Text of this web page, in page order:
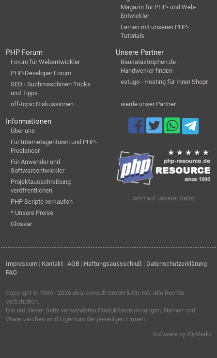
Magazin für PHP- und Web-
Entwickler
Lernen mit unseren PHP-
Tutorials
PHP Forum
Forum für Webentwickler
PHP-Developer Forum
SEO - Suchmaschinen Tricks
und Tipps
off-topic Diskussionen
Unsere Partner
Baukatastrophen.de |
Handwerker finden
estugo - Hosting für Ihren Shopr
werde unser Partner
Informationen
Über uns
Für Internetagenturen und PHP-
Freelancer
Für Anwender und
Softwareentwickler
Projektausschreibung
veröffentlichen
PHP Scripte verkaufen
* Unsere Preise
Glossar
Jetzt auf unserer Seite:
Impressum | Kontakt | AGB | Haftungsaussschluß | Datenschutzerklärung |
FAQ
Copyright © 1996 - 2026 ebiz-consult GmbH & Co. KG. Alle Rechte
vorbehalten.
Die auf dieser Seite verwendeten Produktbezeichnungen, Namen und
Warenzeichen sind Eigentum der jeweiligen Firmen.
Software by IQ-Markt